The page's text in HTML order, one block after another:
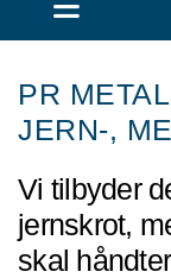
PR
JERN-,
Vi tilbyder
jernskrot,
skal